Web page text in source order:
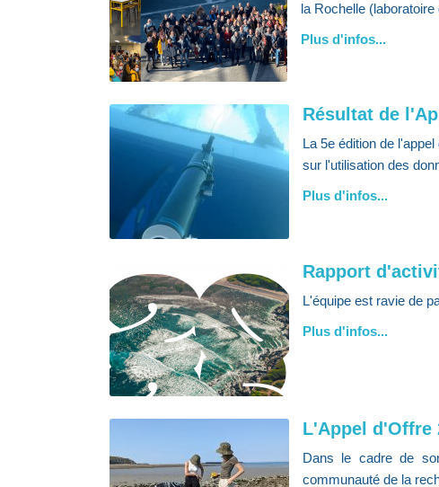
la Rochelle
Plus d'infos...
Résultat de
La 5e édition de
sur l'utilisation des
Plus d'infos...
Rapport
L'équipe est ravie de
Plus d'infos...
L'Appel d'Offre
Dans le cadre de
communauté de la